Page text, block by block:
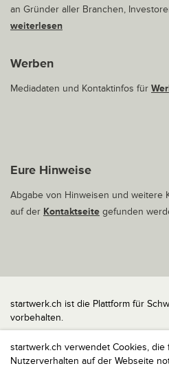
startwerk.ch verwendet Cookies,
Nutzerverhalten auf der Webseite
an Gründer aller Branchen,
weiterlesen
Werben
Mediadaten und Kontaktinfos für
Eure Hinweise
Abgabe von Hinweisen und weitere
auf der Kontaktseite gefunden
startwerk.ch ist die Plattform für
vorbehalten.
Impressum
Kontakt